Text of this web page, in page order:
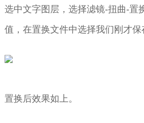
选中文字图层，选择滤镜-扭曲-置
值，在置换文件中选择我们刚才保
置换后效果如上。